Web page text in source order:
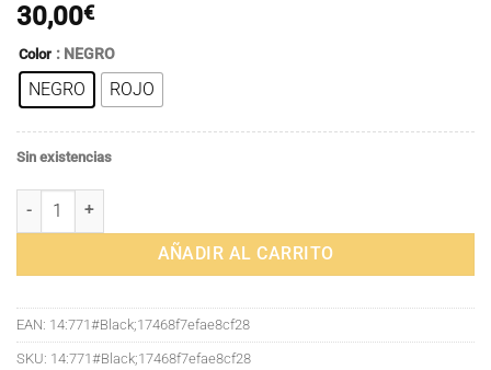
30,00€
Color : NEGRO
NEGRO ROJO
Sin existencias
Mochila antirrobo Simple para mujer, bolso con colgante de oso
AÑADIR AL CARRITO
EAN: 14:771#Black;17468f7efae8cf28
SKU: 14:771#Black;17468f7efae8cf28